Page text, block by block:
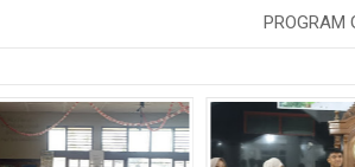
PROGRAM